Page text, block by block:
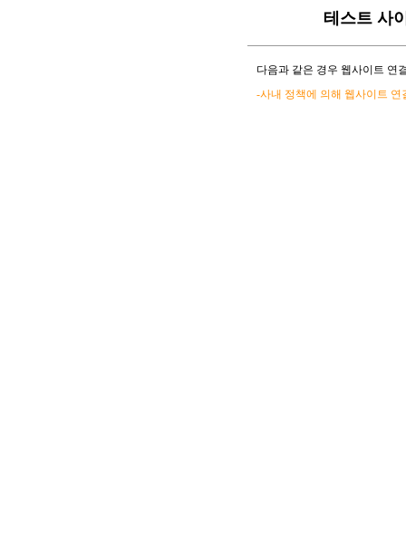
테스트 사
다음과 같은 경우 웹사이트 연
-사내 정책에 의해 웹사이트